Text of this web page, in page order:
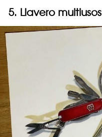
5. Llavero multiusos